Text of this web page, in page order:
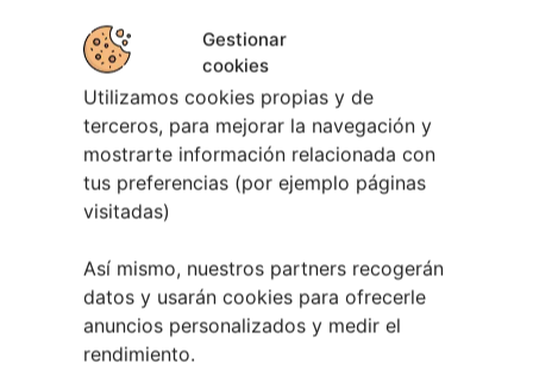
Gestionar
cookies
Utilizamos cookies propias y de
terceros, para mejorar la navegación y
mostrarte información relacionada con
tus preferencias (por ejemplo páginas
visitadas)
Así mismo, nuestros partners recogerán
datos y usarán cookies para ofrecerle
anuncios personalizados y medir el
rendimiento.
TAMBIÉN PODRÍA GUSTARTE: